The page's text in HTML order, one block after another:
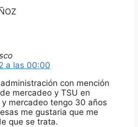
a las 00:00
con mención
mercadeo y TSU en
mercadeo tengo 30 años
me gustaria que me
que se trata.